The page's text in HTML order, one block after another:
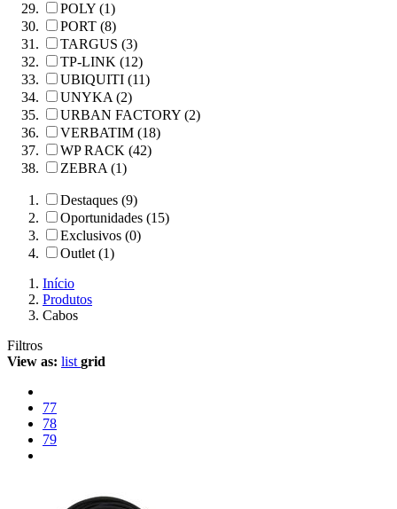
POLY (1)
PORT (8)
TARGUS (3)
TP-LINK (12)
UBIQUITI (11)
UNYKA (2)
URBAN FACTORY (2)
VERBATIM (18)
WP RACK (42)
ZEBRA (1)
Destaques (9)
Oportunidades (15)
Exclusivos (0)
Outlet (1)
Início
Produtos
Cabos
Filtros
View as: list grid
77
78
79